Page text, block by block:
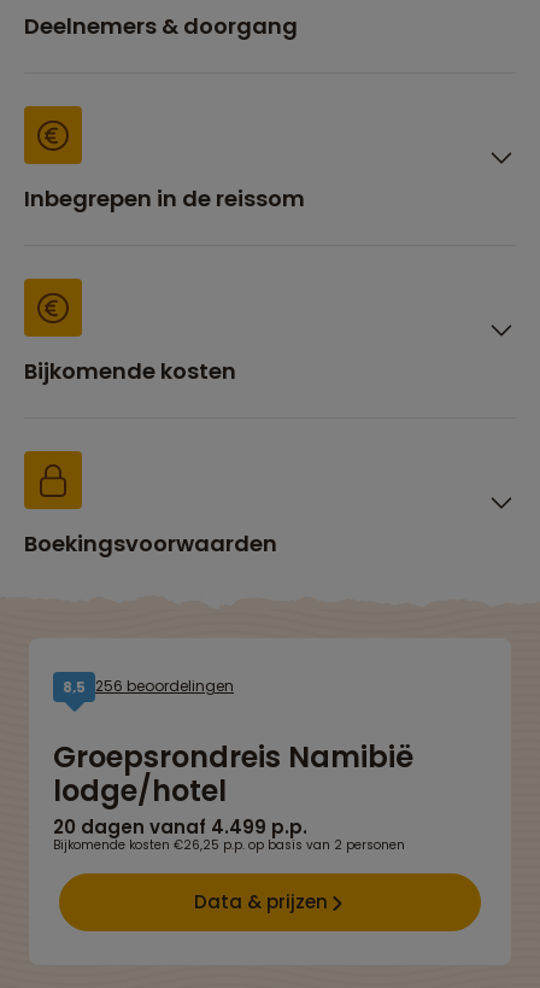
Deelnemers & doorgang
Inbegrepen in de reissom
Bijkomende kosten
Boekingsvoorwaarden
8,5 256 beoordelingen
Groepsrondreis Namibië
lodge/hotel
20 dagen vanaf 4.499 p.p.
Bijkomende kosten €26,25 p.p. op basis van 2 personen
Data & prijzen